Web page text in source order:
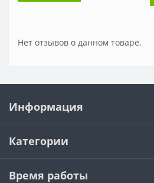
Нет отзывов о данном товаре.
Информация
Категории
Время работы